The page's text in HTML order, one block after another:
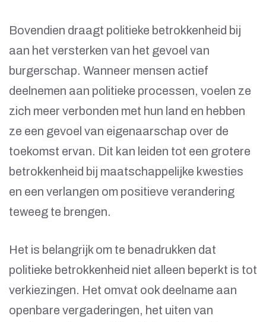
Bovendien draagt politieke betrokkenheid bij
aan het versterken van het gevoel van
burgerschap. Wanneer mensen actief
deelnemen aan politieke processen, voelen ze
zich meer verbonden met hun land en hebben
ze een gevoel van eigenaarschap over de
toekomst ervan. Dit kan leiden tot een grotere
betrokkenheid bij maatschappelijke kwesties
en een verlangen om positieve verandering
teweeg te brengen.
Het is belangrijk om te benadrukken dat
politieke betrokkenheid niet alleen beperkt is tot
verkiezingen. Het omvat ook deelname aan
openbare vergaderingen, het uiten van